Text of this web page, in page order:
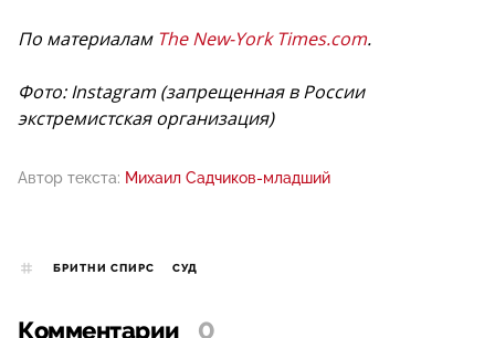
По материалам The New-York Times.com.
Фото: Instagram (запрещенная в России
экстремистская организация)
Автор текста: Михаил Садчиков-младший
БРИТНИ СПИРC СУД
Комментарии 0